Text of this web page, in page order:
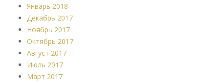
Январь 2018
Декабрь 2017
Ноябрь 2017
Октябрь 2017
Август 2017
Июль 2017
Март 2017